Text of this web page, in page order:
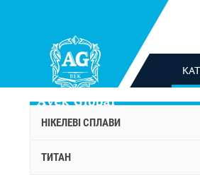
НІКЕЛЕВІ СПЛАВИ
ТИТАН